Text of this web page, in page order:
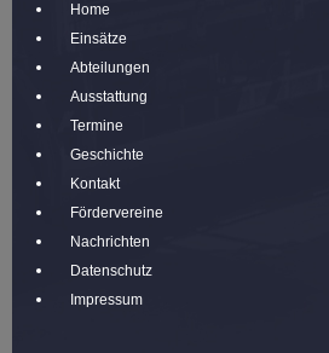
Home
Einsätze
Abteilungen
Ausstattung
Termine
Geschichte
Kontakt
Fördervereine
Nachrichten
Datenschutz
Impressum